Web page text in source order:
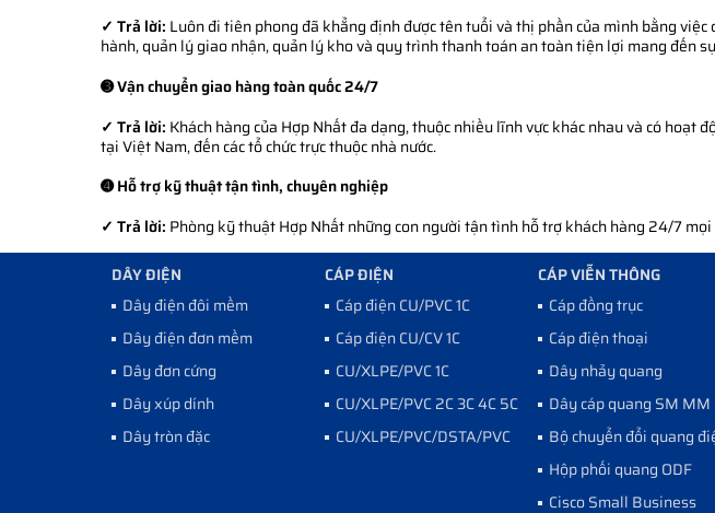
✓ Trả lời: Luôn đi tiên phong đã khẳng định được tên tuổi và thị phần của mình bằng
hành, quản lý giao nhận, quản lý kho và quy trình thanh toán an toàn tiện lợi mang đến
➌ Vận chuyển giao hàng toàn quốc 24/7
✓ Trả lời: Khách hàng của Hợp Nhất đa dạng, thuộc nhiều lĩnh vực khác nhau và có
tại Việt Nam, đến các tổ chức trực thuộc nhà nước.
➍ Hỗ trợ kỹ thuật tận tình, chuyên nghiệp
✓ Trả lời: Phòng kỹ thuật Hợp Nhất những con người tận tình hỗ trợ khách hàng 24/7 mọi
DÂY ĐIỆN
Dây điện đôi mềm
Dây điện đơn mềm
Dây đơn cứng
Dây xúp dính
Dây tròn đặc
CÁP ĐIỆN
Cáp điện CU/PVC 1C
Cáp điện CU/CV 1C
CU/XLPE/PVC 1C
CU/XLPE/PVC 2C 3C 4C 5C
CU/XLPE/PVC/DSTA/PVC
CÁP VIỄN THÔNG
Cáp đồng trục
Cáp điện thoại
Dây nhảy quang
Dây cáp quang SM MM
Bộ chuyển đổi quang
Hộp phối quang ODF
Cisco Small Business